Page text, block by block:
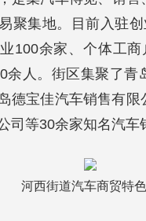
聚集地。目前入驻创
100余家、个体工
余人。街区集聚了青
德宝佳汽车销售有
司等30余家知名汽车
河西街道汽车商贸特